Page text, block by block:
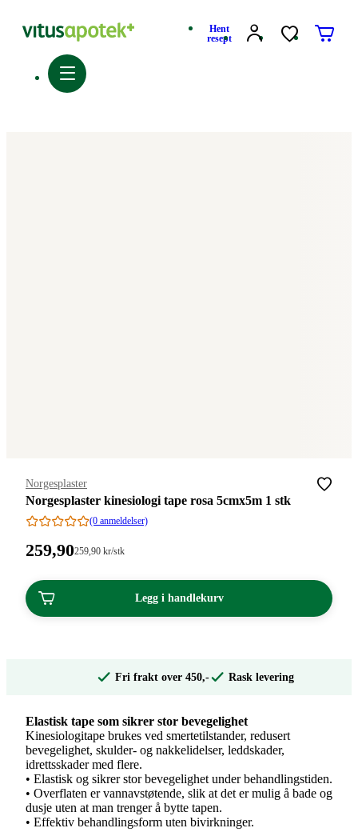
Hent
resept
Merke:
Norgesplaster
Norgesplaster kinesiologi tape rosa 5cmx5m 1 stk
(0 anmeldelser)
Pris:
kroner.
259,90Stykkpris:
kroner.
259 ,90 kr/stk
Legg i handlekurv
Fri frakt over 450,- Rask levering
Elastisk tape som sikrer stor bevegelighet
Kinesiologitape brukes ved smertetilstander, redusert
bevegelighet, skulder- og nakkelidelser, leddskader,
idrettsskader med flere.
• Elastisk og sikrer stor bevegelighet under behandlingstiden.
• Overflaten er vannavstøtende, slik at det er mulig å bade og
dusje uten at man trenger å bytte tapen.
• Effektiv behandlingsform uten bivirkninger.